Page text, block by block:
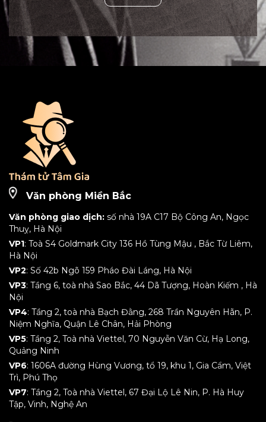
Văn phòng Miền Bắc
Văn phòng giao dịch: số nhà 19A C17 Bộ Công An, Ngọc
Thuỵ, Hà Nội
VP1: Toà S4 Goldmark City 136 Hồ Tùng Mậu , Bắc Từ Liêm,
Hà Nội
VP2: Số 42b Ngõ 159 Pháo Đài Láng, Hà Nội
VP3: Tầng 6, toà nhà Sao Bắc, 44 Dã Tượng, Hoàn Kiếm , Hà
Nội
VP4: Tầng 2, toà nhà Bạch Đằng, 268 Trần Nguyên Hãn, P.
Niệm Nghĩa, Quận Lê Chân, Hải Phòng
VP5: Tầng 2, Toà nhà Viettel, 70 Nguyễn Văn Cừ, Hạ Long,
Quảng Ninh
VP6: 1606A đường Hùng Vương, tổ 19, khu 1, Gia Cẩm, Việt
Trì, Phú Thọ
VP7: Tầng 2, Toà nhà Viettel, 67 Đại Lộ Lê Nin, P. Hà Huy
Tập, Vinh, Nghệ An